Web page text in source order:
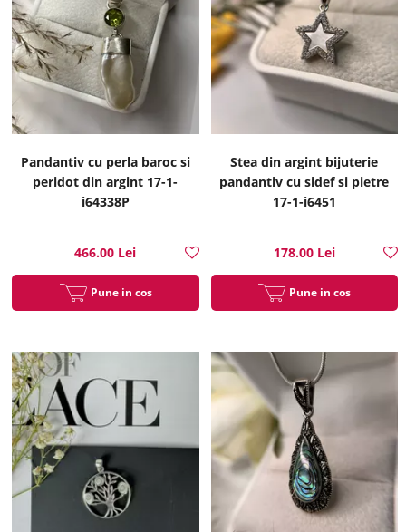
Pandantiv cu perla baroc si
peridot din argint 17-1-
i64338P
466.00 Lei
Pune in cos
Stea din argint bijuterie
pandantiv cu sidef si pietre
17-1-i6451
178.00 Lei
Pune in cos